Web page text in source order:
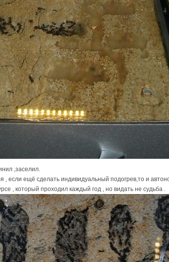
,заселил.
, если ещё сделать индивидуальный подогрев,то и
, который проходил каждый год , но видать не судьба .